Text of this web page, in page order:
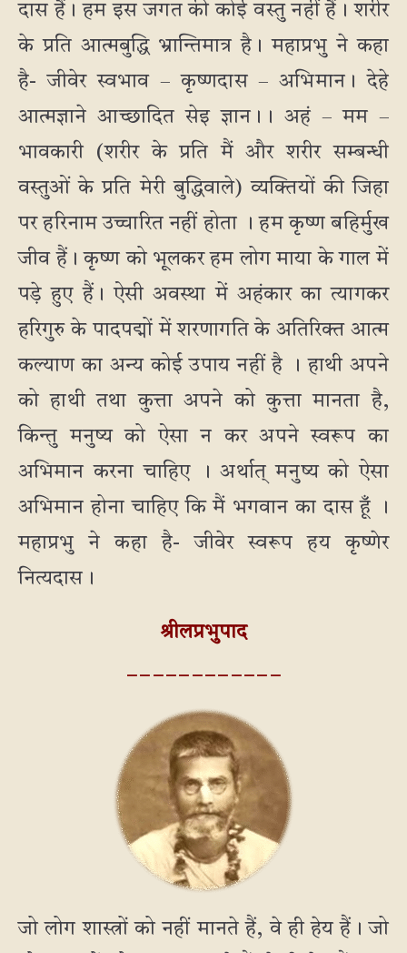
दास हैं। हम इस जगत की कोई वस्तु नहीं हैं। शरीर
के प्रति आत्मबुद्धि भ्रान्तिमात्र है। महाप्रभु ने कहा
है- जीवेर स्वभाव – कृष्णदास – अभिमान। देहे
आत्मज्ञाने आच्छादित सेइ ज्ञान।। अहं – मम –
भावकारी (शरीर के प्रति मैं और शरीर सम्बन्धी
वस्तुओं के प्रति मेरी बुद्धिवाले) व्यक्तियों की जिहा
पर हरिनाम उच्चारित नहीं होता । हम कृष्ण बहिर्मुख
जीव हैं। कृष्ण को भूलकर हम लोग माया के गाल में
पड़े हुए हैं। ऐसी अवस्था में अहंकार का त्यागकर
हरिगुरु के पादपद्मों में शरणागति के अतिरिक्त आत्म
कल्याण का अन्य कोई उपाय नहीं है । हाथी अपने
को हाथी तथा कुत्ता अपने को कुत्ता मानता है,
किन्तु मनुष्य को ऐसा न कर अपने स्वरूप का
अभिमान करना चाहिए । अर्थात् मनुष्य को ऐसा
अभिमान होना चाहिए कि मैं भगवान का दास हूँ ।
महाप्रभु ने कहा है- जीवेर स्वरूप हय कृष्णेर
नित्यदास।
श्रीलप्रभुपाद
जो लोग शास्त्रों को नहीं मानते हैं, वे ही हेय हैं। जो